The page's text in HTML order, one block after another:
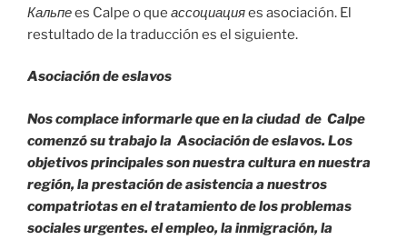
Кальпеes Calpe o que ассоциацияes asociación. El
restultado de la traducción es el siguiente.
Asociación de eslavos
Nos complace informarle que en la ciudad de Calpe
comenzó su trabajo la Asociaciónde eslavos. Los
objetivos principales son nuestra cultura en nuestra
región, la prestación de asistencia a nuestros
compatriotas en el tratamiento de los problemas
sociales urgentes. el empleo, la inmigración, la